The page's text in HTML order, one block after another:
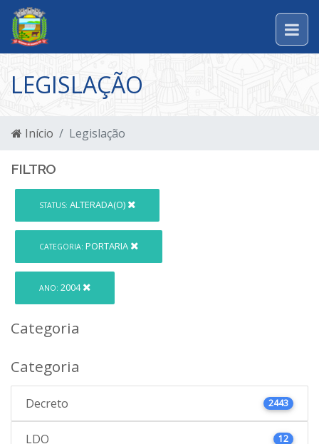
LEGISLAÇÃO
Início Legislação
FILTRO
STATUS: ALTERADA(O)
CATEGORIA: PORTARIA
ANO: 2004
Categoria
Categoria
Decreto 2443
LDO 12